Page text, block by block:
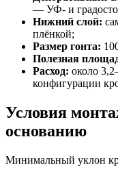
— УФ- и
Нижний слой:
плёнкой;
Размер гонта:
Полезная
Расход: около
конфигурации
Условия
основанию
Минимальный уклон